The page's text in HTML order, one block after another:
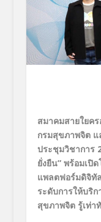
สมาคมสายใยค
กรมสุขภาพจิต แ
ประชุมวิชาการ
ยั่งยืน”พร้อมเปิ
แพลตฟอร์มดิจิทั
ระดับการให้บริ
สุขภาพจิต รู้เท่า